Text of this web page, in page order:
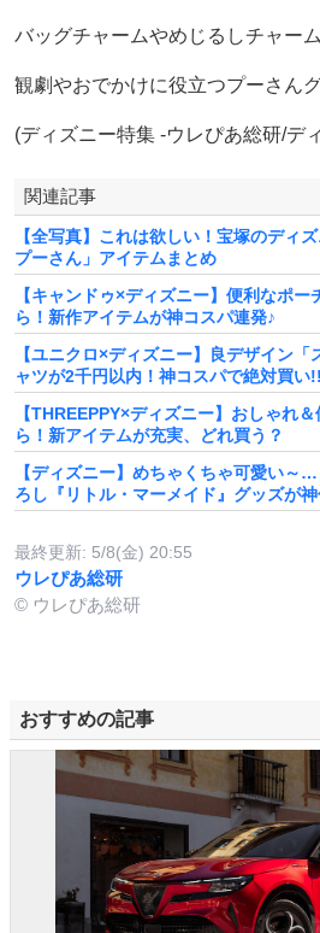
バッグチャームやめじるしチャーム
観劇やおでかけに役立つプーさんグ
(ディズニー特集 -ウレぴあ総研/デ
関連記事
【全写真】これは欲しい！宝塚のディ
プーさん」アイテムまとめ
【キャンドゥ×ディズニー】便利なポ
ら！新作アイテムが神コスパ連発♪
【ユニクロ×ディズニー】良デザイン
ャツが2千円以内！神コスパで絶対買い!!
【THREEPPY×ディズニー】おしゃれ
ら！新アイテムが充実、どれ買う？
【ディズニー】めちゃくちゃ可愛い～
ろし『リトル・マーメイド』グッズが神
最終更新: 5/8(金) 20:55
ウレぴあ総研
© ウレぴあ総研
おすすめの記事